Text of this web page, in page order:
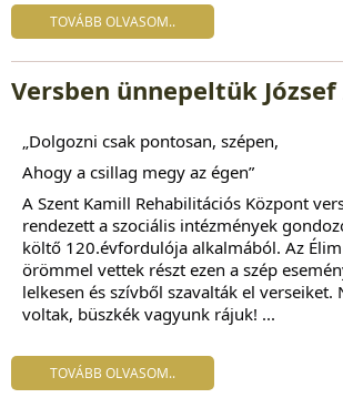
TOVÁBB OLVASOM..
Versben ünnepeltük
„Dolgozni csak pontosan, szépen,
Ahogy a csillag megy az égen”
A Szent Kamill Rehabilitációs Központ
rendezett a szociális intézmények
költő 120.évfordulója alkalmából. Az
örömmel vettek részt ezen a szép
lelkesen és szívből szavalták el verseiket.
voltak, büszkék vagyunk rájuk! ...
TOVÁBB OLVASOM..